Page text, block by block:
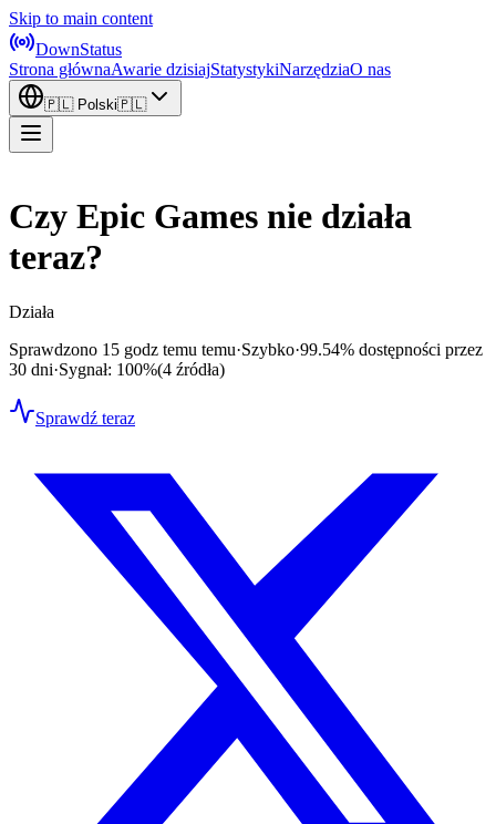
Skip to main content
DownStatus
Strona głównaAwarie dzisiajStatystykiNarzędziaO nas
🇵🇱 Polski🇵🇱
Czy Epic Games nie działa
teraz?
Działa
Sprawdzono 15 godz temu temu·Szybko·99.54% dostępności przez
30 dni·Sygnał: 100%(4 źródła)
Sprawdź teraz